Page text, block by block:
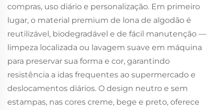
compras, uso diário e personalização. Em primeiro
lugar, o material premium de lona de algodão é
reutilizável, biodegradável e de fácil manutenção —
limpeza localizada ou lavagem suave em máquina
para preservar sua forma e cor, garantindo
resistência a idas frequentes ao supermercado e
deslocamentos diários. O design neutro e sem
estampas, nas cores creme, bege e preto, oferece